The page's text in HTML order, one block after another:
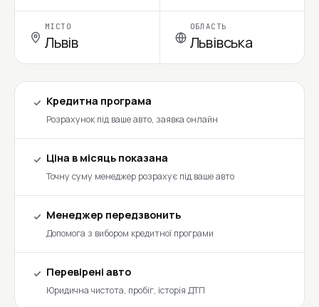
МІСТО
Львів
ОБЛАСТЬ
Львівська
Кредитна програма
Розрахунок під ваше авто, заявка онлайн
Ціна в місяць показана
Точну суму менеджер розрахує під ваше авто
Менеджер передзвонить
Допомога з вибором кредитної програми
Перевірені авто
Юридична чистота, пробіг, історія ДТП